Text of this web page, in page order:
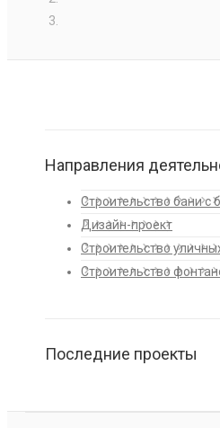
Направления
Строительство бани с
Дизайн-проект
Строительство
Строительство
Последние проекты